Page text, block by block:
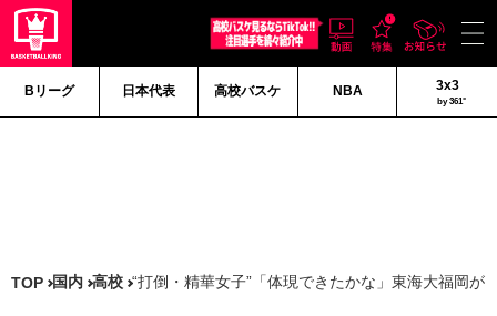
Bリーグ 日本代表 高校バスケ NBA 3x3
by 361°
TOP 国内 高校 “打倒・精華女子”「体現できたかな」東海大福岡が